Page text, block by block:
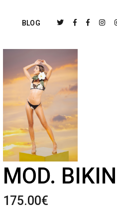
BLOG
MOD.
175.00€